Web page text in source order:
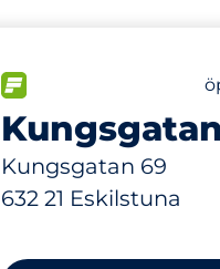
Kungsgatan 69
632 21 Eskilstuna
204 m